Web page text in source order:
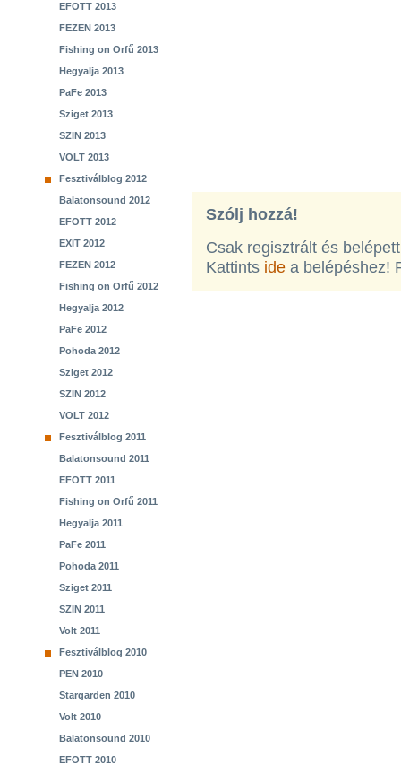
EFOTT 2013
FEZEN 2013
Fishing on Orfű 2013
Hegyalja 2013
PaFe 2013
Sziget 2013
SZIN 2013
VOLT 2013
Fesztiválblog 2012
Balatonsound 2012
EFOTT 2012
EXIT 2012
FEZEN 2012
Fishing on Orfű 2012
Hegyalja 2012
PaFe 2012
Pohoda 2012
Sziget 2012
SZIN 2012
VOLT 2012
Fesztiválblog 2011
Balatonsound 2011
EFOTT 2011
Fishing on Orfű 2011
Hegyalja 2011
PaFe 2011
Pohoda 2011
Sziget 2011
SZIN 2011
Volt 2011
Fesztiválblog 2010
PEN 2010
Stargarden 2010
Volt 2010
Balatonsound 2010
EFOTT 2010
Szólj hozzá!
Csak regisztrált és
Kattints ide a belépéshez!